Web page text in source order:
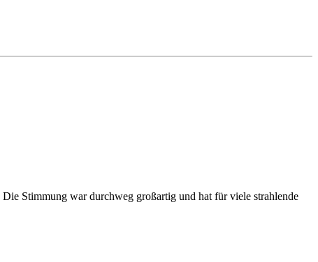
Stimmung war durchweg großartig und hat für viele strahlende